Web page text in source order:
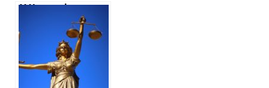
У Харкові
керівника лікарні,
якого
підозрюють у
розкраданні двох
мільйонів
відправили під